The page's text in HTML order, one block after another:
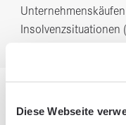
Diese Webseite
Insolvenzsituationen